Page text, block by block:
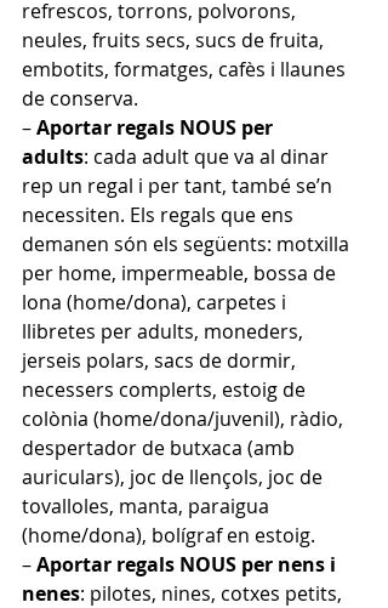
refrescos, torrons, polvorons,
neules, fruits secs, sucs de fruita,
embotits, formatges, cafès i llaunes
de conserva.
– Aportar regals NOUS per
adults: cada adult que va al dinar
rep un regal i per tant, també se’n
necessiten. Els regals que ens
demanen són els següents: motxilla
per home, impermeable, bossa de
lona (home/dona), carpetes i
llibretes per adults, moneders,
jerseis polars, sacs de dormir,
necessers complerts, estoig de
colònia (home/dona/juvenil), ràdio,
despertador de butxaca (amb
auriculars), joc de llençols, joc de
tovalloles, manta, paraigua
(home/dona), bolígraf en estoig.
– Aportar regals NOUS per nens i
nenes: pilotes, nines, cotxes petits,